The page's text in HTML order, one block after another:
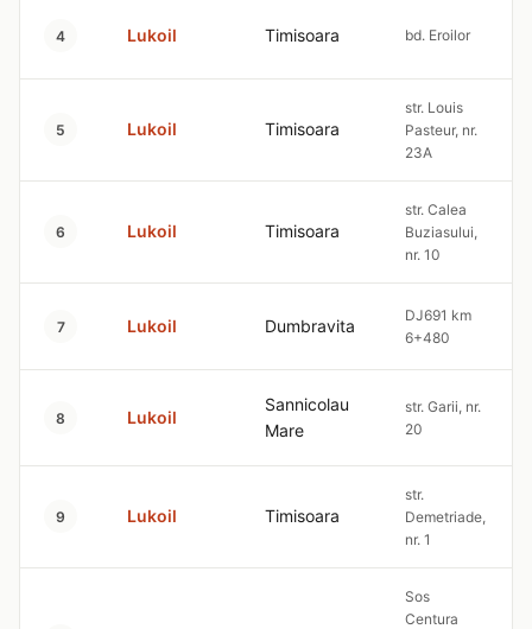
4 Lukoil Timisoara bd. Eroilor
5 Lukoil Timisoara
str. Louis
Pasteur, nr.
23A
6 Lukoil Timisoara
str. Calea
Buziasului,
nr. 10
7 Lukoil Dumbravita
DJ691 km
6+480
8 Lukoil
Sannicolau
Mare
str. Garii, nr.
20
9 Lukoil Timisoara
str.
Demetriade,
nr. 1
Sos
Centura